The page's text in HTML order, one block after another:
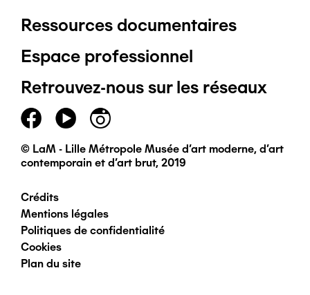
Pied
de
page
principal
Ressources documentaires
Espace professionnel
Retrouvez-nous sur les réseaux
© LaM - Lille Métropole Musée d'art moderne, d'art
contemporain et d'art brut, 2019
Pied
de
page
Crédits
Mentions légales
Politiques de confidentialité
Cookies
Plan du site